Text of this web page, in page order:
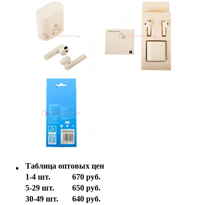
Таблица оптовых цен
1-4 шт.
670 руб.
5-29 шт.
650 руб.
30-49 шт.
640 руб.